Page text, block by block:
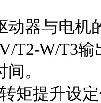
器与电机
W/T3输
。
矩提升设